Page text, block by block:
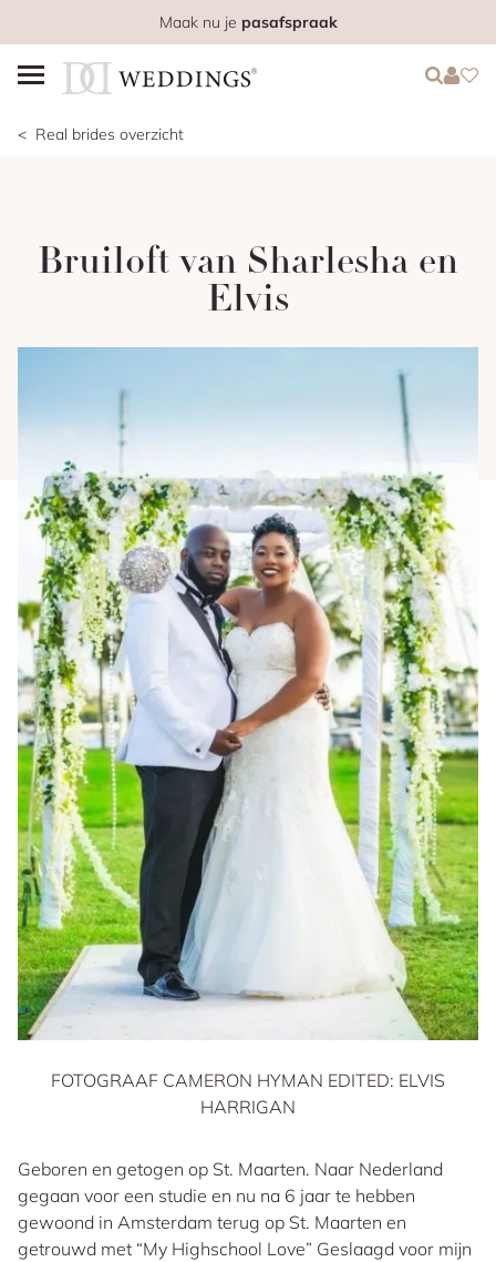
Maak nu je pasafspraak
Login
Login
Real brides overzicht
Bruiloft van Sharlesha en
Elvis
FOTOGRAAF CAMERON HYMAN EDITED: ELVIS
HARRIGAN
Geboren en getogen op St. Maarten. Naar Nederland
gegaan voor een studie en nu na 6 jaar te hebben
gewoond in Amsterdam terug op St. Maarten en
getrouwd met “My Highschool Love” Geslaagd voor mijn